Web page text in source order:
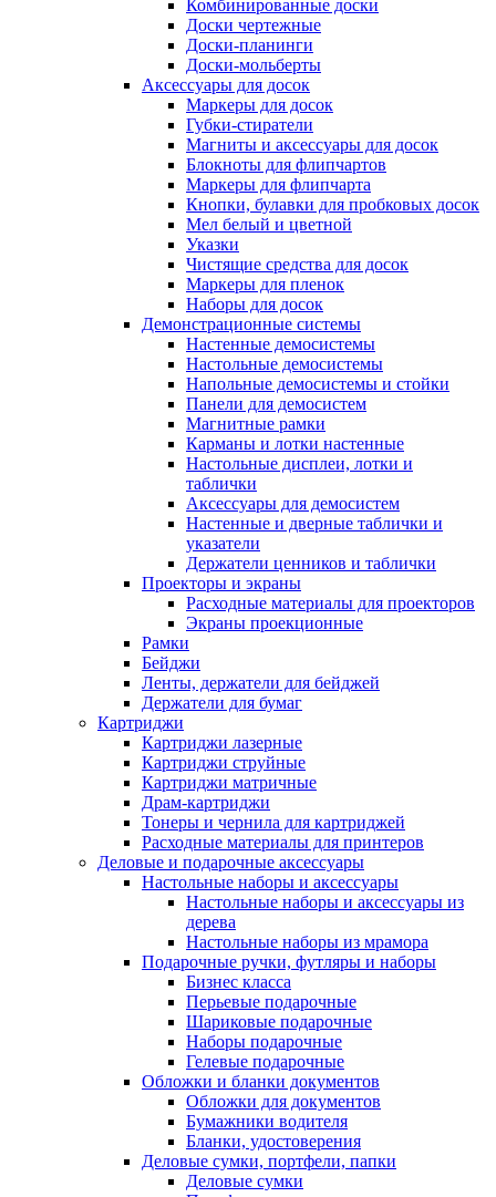
Комбинированные доски
Доски чертежные
Доски-планинги
Доски-мольберты
Аксессуары для досок
Маркеры для досок
Губки-стиратели
Магниты и аксессуары для досок
Блокноты для флипчартов
Маркеры для флипчарта
Кнопки, булавки для пробковых досок
Мел белый и цветной
Указки
Чистящие средства для досок
Маркеры для пленок
Наборы для досок
Демонстрационные системы
Настенные демосистемы
Настольные демосистемы
Напольные демосистемы и стойки
Панели для демосистем
Магнитные рамки
Карманы и лотки настенные
Настольные дисплеи, лотки и
таблички
Аксессуары для демосистем
Настенные и дверные таблички и
указатели
Держатели ценников и таблички
Проекторы и экраны
Расходные материалы для проекторов
Экраны проекционные
Рамки
Бейджи
Ленты, держатели для бейджей
Держатели для бумаг
Картриджи
Картриджи лазерные
Картриджи струйные
Картриджи матричные
Драм-картриджи
Тонеры и чернила для картриджей
Расходные материалы для принтеров
Деловые и подарочные аксессуары
Настольные наборы и аксессуары
Настольные наборы и аксессуары из
дерева
Настольные наборы из мрамора
Подарочные ручки, футляры и наборы
Бизнес класса
Перьевые подарочные
Шариковые подарочные
Наборы подарочные
Гелевые подарочные
Обложки и бланки документов
Обложки для документов
Бумажники водителя
Бланки, удостоверения
Деловые сумки, портфели, папки
Деловые сумки